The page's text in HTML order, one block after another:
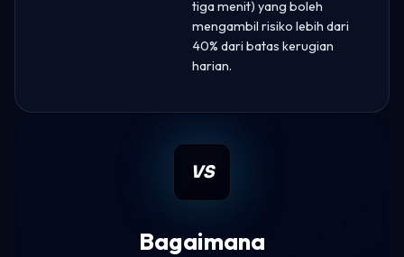
tiga menit) yang boleh
mengambil risiko lebih dari
40% dari batas kerugian
harian.
VS
Bagaimana